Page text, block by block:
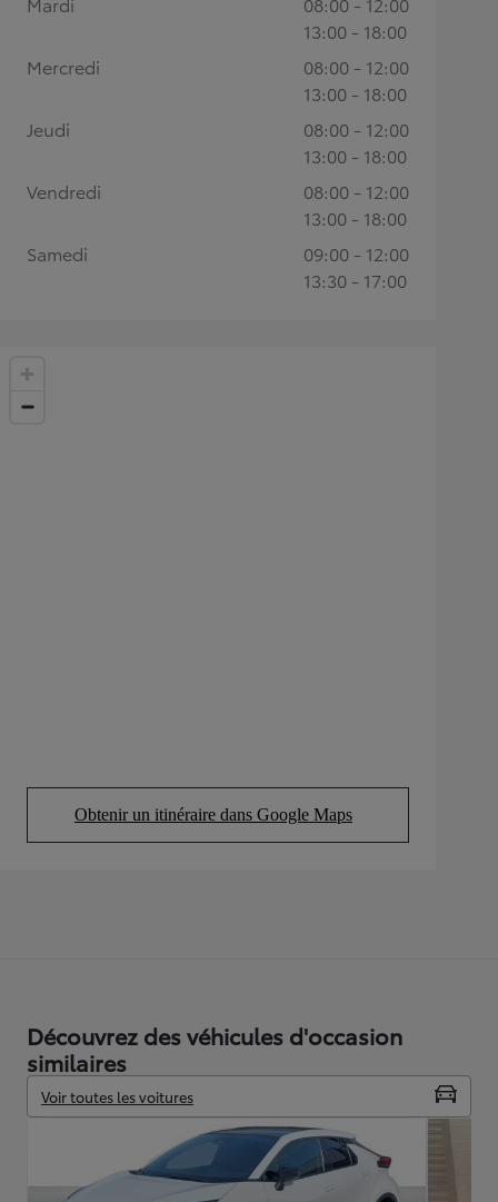
Obtenir un itinéraire dans Google Maps
(Opens in new tab)
13:00 - 18:00
Mercredi
08:00 - 12:00
13:00 - 18:00
Jeudi
08:00 - 12:00
13:00 - 18:00
Vendredi
08:00 - 12:00
13:00 - 18:00
Samedi
09:00 - 12:00
13:30 - 17:00
Découvrez des véhicules d'occasion
similaires
Voir toutes les voitures